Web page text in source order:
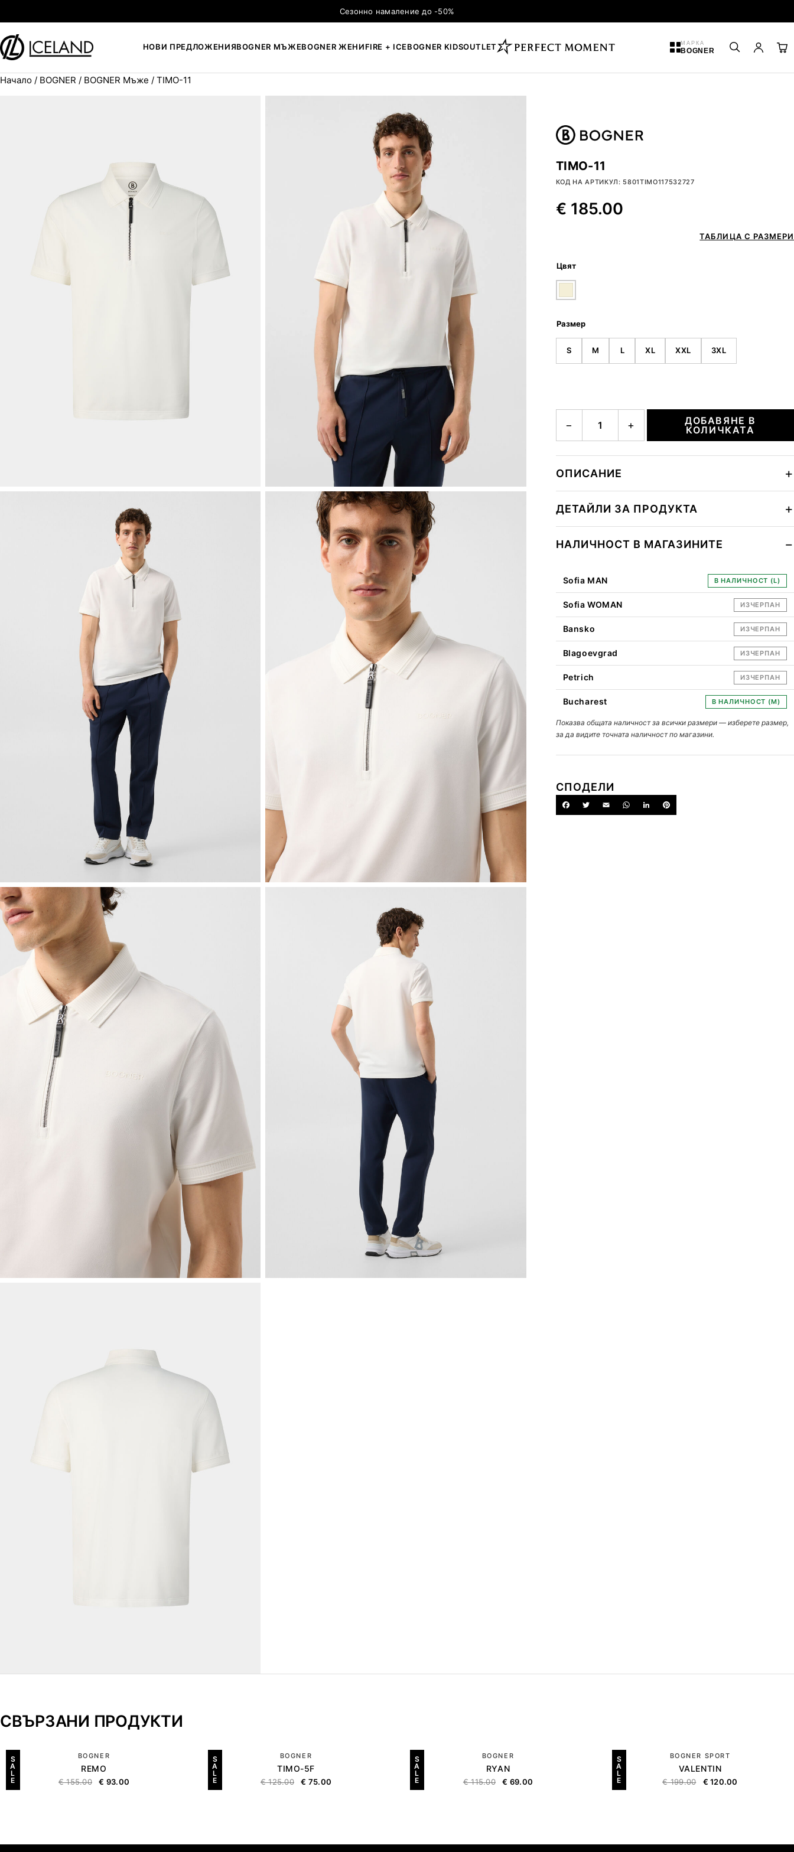
Сезонно намаление до -50%
НОВИ ПРЕДЛОЖЕНИЯBOGNER МЪЖЕBOGNER ЖЕНИFIRE + ICEBOGNER KIDSOUTLET МАРКА
BOGNER
Начало / BOGNER / BOGNER Мъже / TIMO-11
TIMO-11
КОД НА АРТИКУЛ: 5801TIMO117532727
€ 185.00
ТАБЛИЦА С РАЗМЕРИ
Цвят
Размер
S M L XL XXL 3XL
− +
ДОБАВЯНЕ В
КОЛИЧКАТА
ОПИСАНИЕ
ДЕТАЙЛИ ЗА ПРОДУКТА
НАЛИЧНОСТ В МАГАЗИНИТЕ
Sofia MAN В НАЛИЧНОСТ (L)
Sofia WOMAN ИЗЧЕРПАН
Bansko ИЗЧЕРПАН
Blagoevgrad ИЗЧЕРПАН
Petrich ИЗЧЕРПАН
Bucharest В НАЛИЧНОСТ (M)
Показва общата наличност за всички размери — изберете размер,
за да видите точната наличност по магазини.
СПОДЕЛИ
СВЪРЗАНИ ПРОДУКТИ
S
A
L
E
BOGNER
REMO
€155.00 € 93.00
S
A
L
E
BOGNER
TIMO-5F
€125.00 € 75.00
S
A
L
E
BOGNER
RYAN
€115.00 € 69.00
S
A
L
E
BOGNER SPORT
VALENTIN
€199.00 € 120.00